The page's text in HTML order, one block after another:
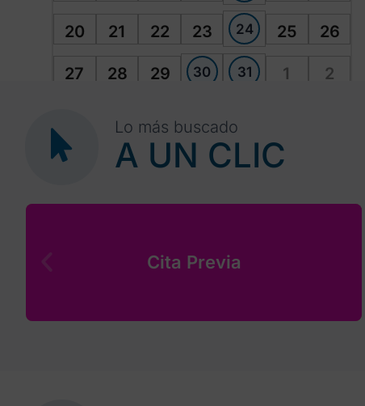
20 21 22 23 24 25 26
27 28 29 30 31 1 2
Lo más buscado
A UN CLIC
Cita Previa